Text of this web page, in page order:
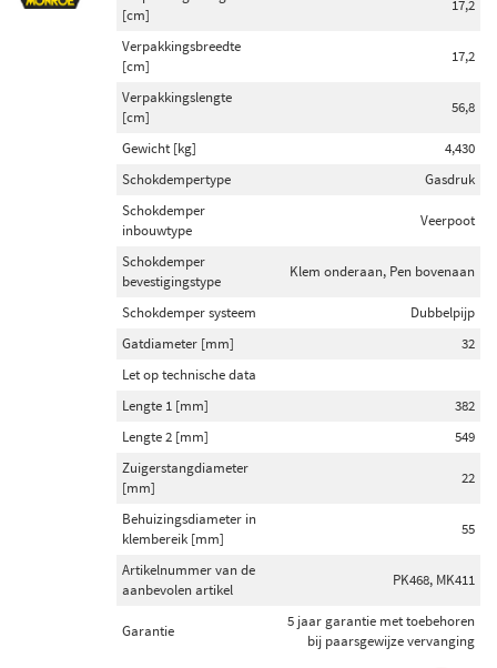
[cm]
17,2
Verpakkingsbreedte
[cm]
17,2
Verpakkingslengte
[cm]
56,8
Gewicht [kg]
4,430
Schokdempertype
Gasdruk
Schokdemper
inbouwtype
Veerpoot
Schokdemper
bevestigingstype
Klem onderaan, Pen bovenaan
Schokdemper systeem
Dubbelpijp
Gatdiameter [mm]
32
Let op technische data
Lengte 1 [mm]
382
Lengte 2 [mm]
549
Zuigerstangdiameter
[mm]
22
Behuizingsdiameter in
klembereik [mm]
55
Artikelnummer van de
aanbevolen artikel
PK468, MK411
Garantie
5 jaar garantie met toebehoren
bij paarsgewijze vervanging